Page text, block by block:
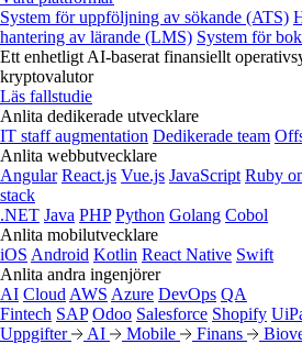
System för uppföljning av sökande (ATS)
hantering av lärande (LMS) System för
Ett enhetligt AI-baserat finansiellt
kryptovalutor
Läs fallstudie
Anlita dedikerade utvecklare
IT staff augmentation Dedikerade team
Anlita webbutvecklare
Angular React.js Vue.js JavaScript Ruby
stack
.NET Java PHP Python Golang Cobol
Anlita mobilutvecklare
iOS Android Kotlin React Native Swift
Anlita andra ingenjörer
AI Cloud AWS Azure DevOps QA
Fintech SAP Odoo Salesforce Shopify
Uppgifter
AI Mobile Finans